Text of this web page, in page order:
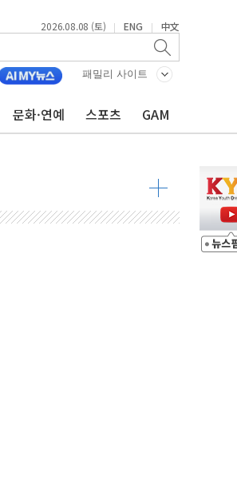
2026.08.08 (토) | ENG | 中文
패밀리 사이트
문화·연예 스포츠 GAM
쇄 영향
상승
"